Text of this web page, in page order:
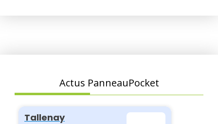
Actus PanneauPocket